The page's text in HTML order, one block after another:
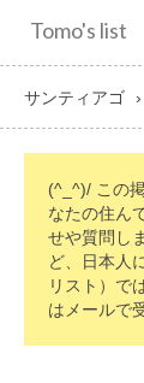
Tomo's list
サンティアゴ
(^_^)/ この
なたの住ん
せや質問し
ど、日本人
リスト）で
はメールで